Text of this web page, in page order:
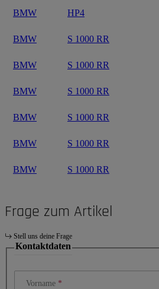
BMW HP4
BMW S 1000 RR
BMW S 1000 RR
BMW S 1000 RR
BMW S 1000 RR
BMW S 1000 RR
BMW S 1000 RR
Frage zum Artikel
Stell uns deine Frage
Kontaktdaten
Vorname